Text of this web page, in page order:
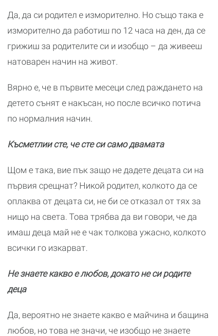
Да, да си родител е изморително. Но също така е
изморително да работиш по 12 часа на ден, да се
грижиш за родителите си и изобщо – да живееш
натоварен начин на живот.
Вярно е, че в първите месеци след раждането на
детето сънят е накъсан, но после всичко потича
по нормалния начин.
Късметлии сте, че сте си само двамата
Щом е така, вие пък защо не дадете децата си на
първия срещнат? Никой родител, колкото да се
оплаква от децата си, не би се отказал от тях за
нищо на света. Това трябва да ви говори, че да
имаш деца май не е чак толкова ужасно, колкото
всички го изкарват.
Не знаете какво е любов, докато не си родите
деца
Да, вероятно не знаете какво е майчина и бащина
любов, но това не значи, че изобщо не знаете